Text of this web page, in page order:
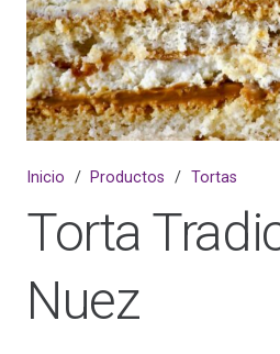
Inicio / Productos / Tortas
Torta
Nuez